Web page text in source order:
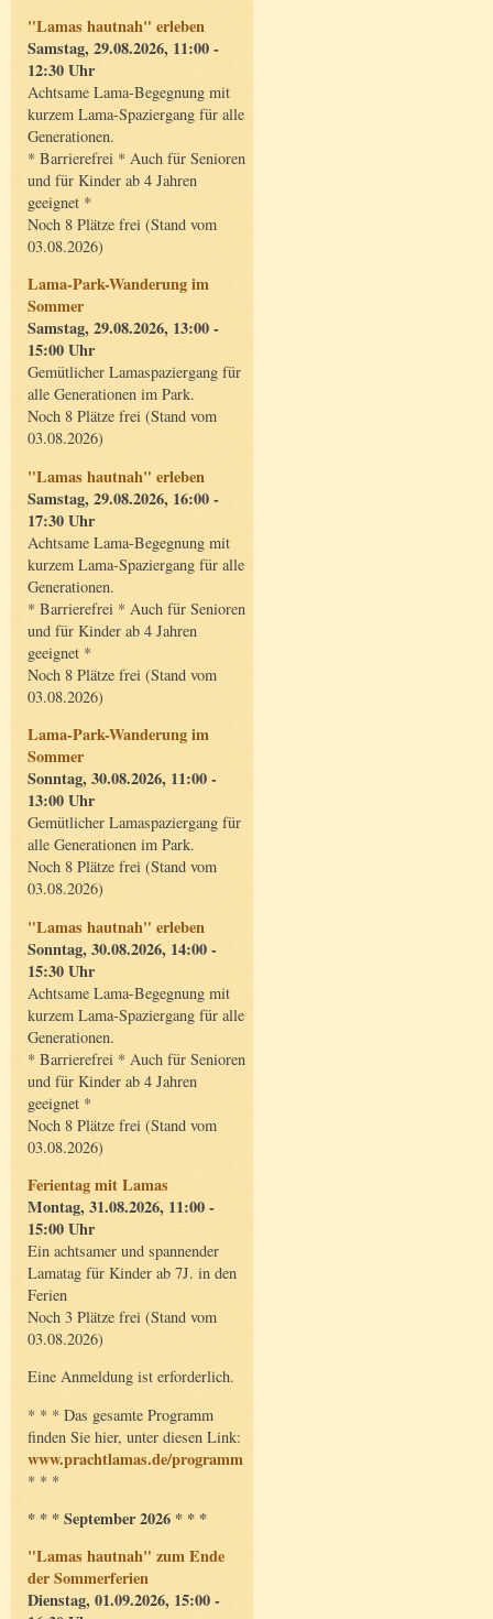
"Lamas hautnah" erleben
Samstag, 29.08.2026, 11:00 -
12:30 Uhr
Achtsame Lama-Begegnung mit
kurzem Lama-Spaziergang für alle
Generationen.
* Barrierefrei * Auch für Senioren
und für Kinder ab 4 Jahren
geeignet *
Noch 8 Plätze frei (Stand vom
03.08.2026)
Lama-Park-Wanderung im
Sommer
Samstag, 29.08.2026, 13:00 -
15:00 Uhr
Gemütlicher Lamaspaziergang für
alle Generationen im Park.
Noch 8 Plätze frei (Stand vom
03.08.2026)
"Lamas hautnah" erleben
Samstag, 29.08.2026, 16:00 -
17:30 Uhr
Achtsame Lama-Begegnung mit
kurzem Lama-Spaziergang für alle
Generationen.
* Barrierefrei * Auch für Senioren
und für Kinder ab 4 Jahren
geeignet *
Noch 8 Plätze frei (Stand vom
03.08.2026)
Lama-Park-Wanderung im
Sommer
Sonntag, 30.08.2026, 11:00 -
13:00 Uhr
Gemütlicher Lamaspaziergang für
alle Generationen im Park.
Noch 8 Plätze frei (Stand vom
03.08.2026)
"Lamas hautnah" erleben
Sonntag, 30.08.2026, 14:00 -
15:30 Uhr
Achtsame Lama-Begegnung mit
kurzem Lama-Spaziergang für alle
Generationen.
* Barrierefrei * Auch für Senioren
und für Kinder ab 4 Jahren
geeignet *
Noch 8 Plätze frei (Stand vom
03.08.2026)
Ferientag mit Lamas
Montag, 31.08.2026, 11:00 -
15:00 Uhr
Ein achtsamer und spannender
Lamatag für Kinder ab 7J. in den
Ferien
Noch 3 Plätze frei (Stand vom
03.08.2026)
Eine Anmeldung ist erforderlich.
* * * Das gesamte Programm
finden Sie hier, unter diesen Link:
www.prachtlamas.de/programm
* * *
* * * September 2026 * * *
"Lamas hautnah" zum Ende
der Sommerferien
Dienstag, 01.09.2026, 15:00 -